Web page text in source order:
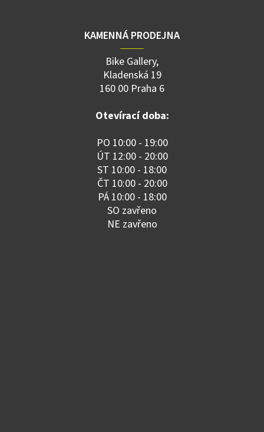
KAMENNÁ PRODEJNA
Bike Gallery,
Kladenská 19
160 00 Praha 6
Otevírací doba:
PO 10:00 - 19:00
ÚT 12:00 - 20:00
ST 10:00 - 18:00
ČT 10:00 - 20:00
PÁ 10:00 - 18:00
SO zavřeno
NE zavřeno